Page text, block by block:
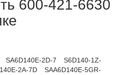
600-421-6630
SA6D140E-2D-7
S6D140-1Z-
2A-7D
SAA6D140E-5GR-